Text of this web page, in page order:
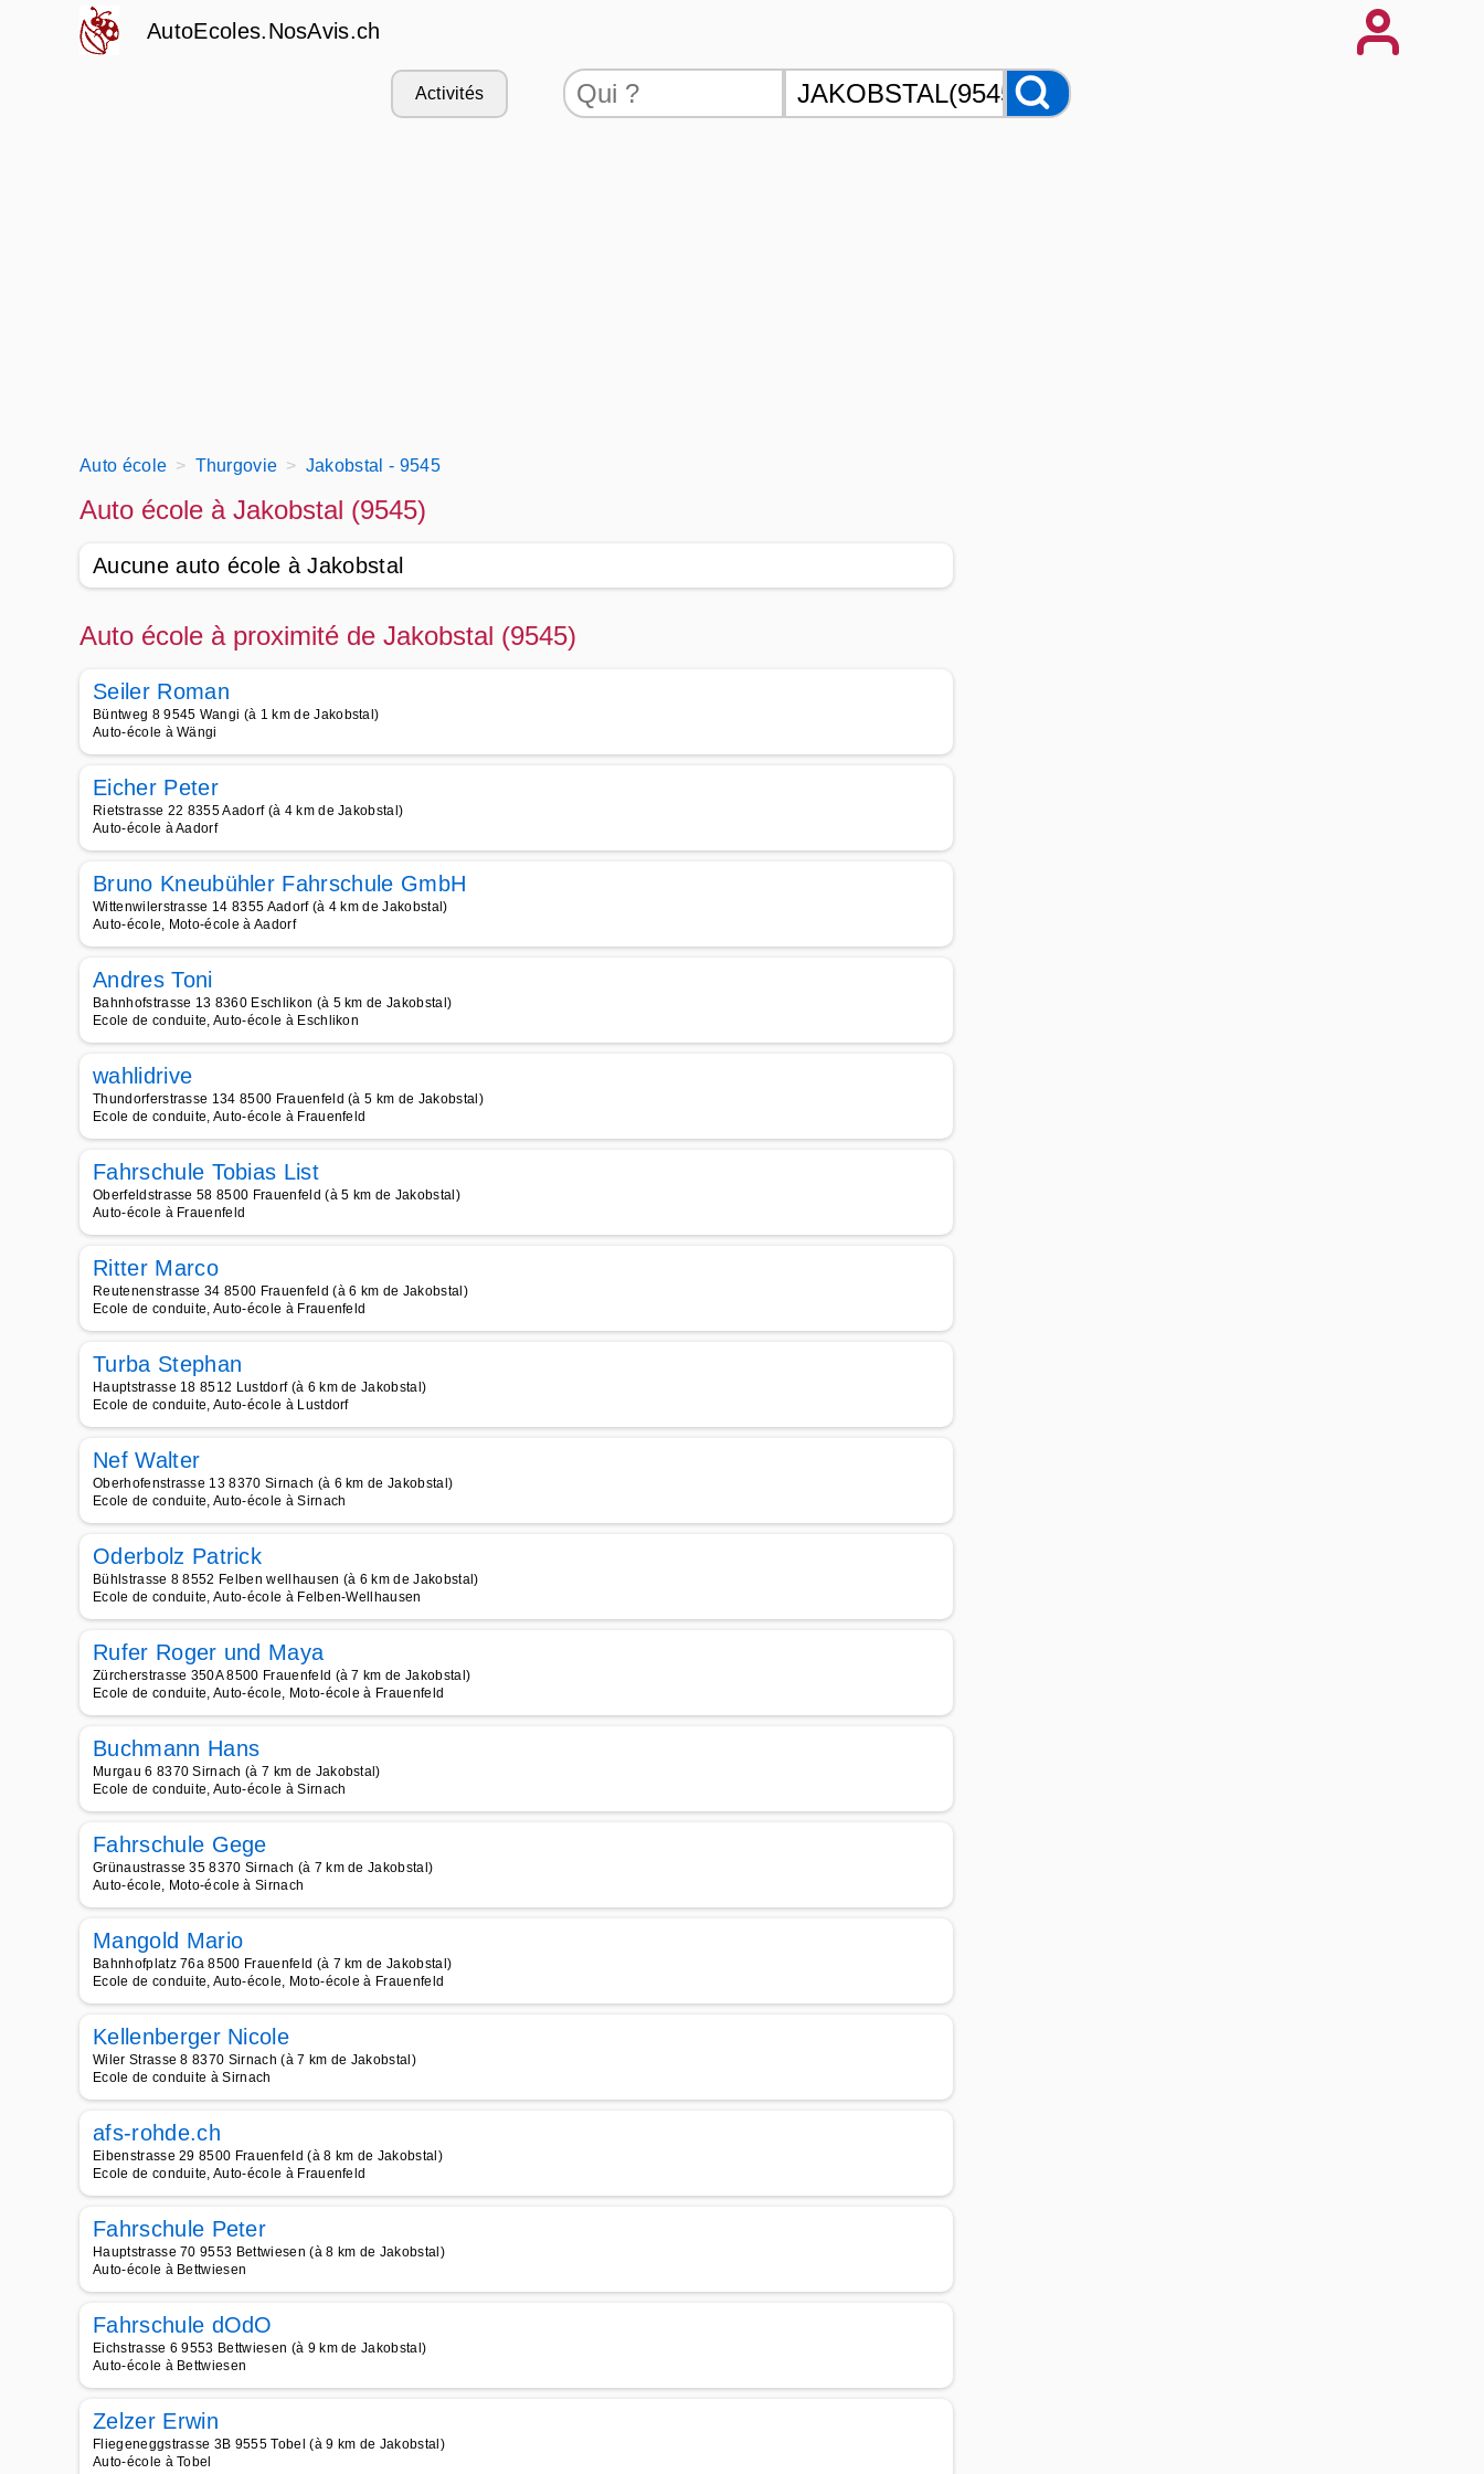
AutoEcoles.NosAvis.ch
Activités
Auto école Thurgovie Jakobstal - 9545
Auto école à Jakobstal (9545)
Aucune auto école à Jakobstal
Auto école à proximité de Jakobstal (9545)
Seiler Roman
Büntweg 8 9545 Wangi (à 1 km de Jakobstal)
Auto-école à Wängi
Eicher Peter
Rietstrasse 22 8355 Aadorf (à 4 km de Jakobstal)
Auto-école à Aadorf
Bruno Kneubühler Fahrschule GmbH
Wittenwilerstrasse 14 8355 Aadorf (à 4 km de Jakobstal)
Auto-école, Moto-école à Aadorf
Andres Toni
Bahnhofstrasse 13 8360 Eschlikon (à 5 km de Jakobstal)
Ecole de conduite, Auto-école à Eschlikon
wahlidrive
Thundorferstrasse 134 8500 Frauenfeld (à 5 km de Jakobstal)
Ecole de conduite, Auto-école à Frauenfeld
Fahrschule Tobias List
Oberfeldstrasse 58 8500 Frauenfeld (à 5 km de Jakobstal)
Auto-école à Frauenfeld
Ritter Marco
Reutenenstrasse 34 8500 Frauenfeld (à 6 km de Jakobstal)
Ecole de conduite, Auto-école à Frauenfeld
Turba Stephan
Hauptstrasse 18 8512 Lustdorf (à 6 km de Jakobstal)
Ecole de conduite, Auto-école à Lustdorf
Nef Walter
Oberhofenstrasse 13 8370 Sirnach (à 6 km de Jakobstal)
Ecole de conduite, Auto-école à Sirnach
Oderbolz Patrick
Bühlstrasse 8 8552 Felben wellhausen (à 6 km de Jakobstal)
Ecole de conduite, Auto-école à Felben-Wellhausen
Rufer Roger und Maya
Zürcherstrasse 350A 8500 Frauenfeld (à 7 km de Jakobstal)
Ecole de conduite, Auto-école, Moto-école à Frauenfeld
Buchmann Hans
Murgau 6 8370 Sirnach (à 7 km de Jakobstal)
Ecole de conduite, Auto-école à Sirnach
Fahrschule Gege
Grünaustrasse 35 8370 Sirnach (à 7 km de Jakobstal)
Auto-école, Moto-école à Sirnach
Mangold Mario
Bahnhofplatz 76a 8500 Frauenfeld (à 7 km de Jakobstal)
Ecole de conduite, Auto-école, Moto-école à Frauenfeld
Kellenberger Nicole
Wiler Strasse 8 8370 Sirnach (à 7 km de Jakobstal)
Ecole de conduite à Sirnach
afs-rohde.ch
Eibenstrasse 29 8500 Frauenfeld (à 8 km de Jakobstal)
Ecole de conduite, Auto-école à Frauenfeld
Fahrschule Peter
Hauptstrasse 70 9553 Bettwiesen (à 8 km de Jakobstal)
Auto-école à Bettwiesen
Fahrschule dOdO
Eichstrasse 6 9553 Bettwiesen (à 9 km de Jakobstal)
Auto-école à Bettwiesen
Zelzer Erwin
Fliegeneggstrasse 3B 9555 Tobel (à 9 km de Jakobstal)
Auto-école à Tobel